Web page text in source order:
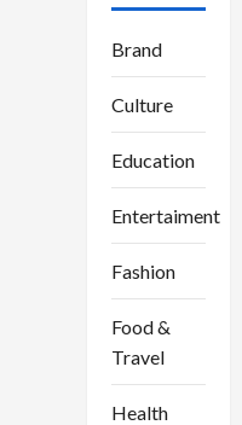
Brand
Culture
Education
Entertaiment
Fashion
Food &
Travel
Health